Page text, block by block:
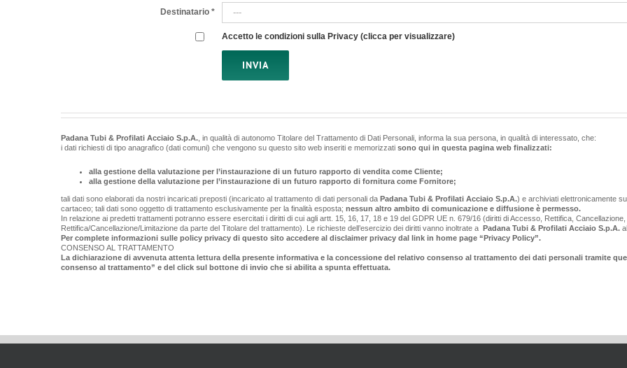
Destinatario *
Accetto le condizioni sulla Privacy (clicca per visualizzare)
Padana Tubi & Profilati Acciaio S.p.A. , in qualità di autonomo Titolare del Trattamento di Dati Personali, informa la sua persona, in qualità di interessato, che:
i dati richiesti di tipo anagrafico (dati comuni) che vengono su questo sito web inseriti e memorizzati sono qui in questa pagina web finalizzati:
alla gestione della valutazione per l’instaurazione di un futuro rapporto di vendita come Cliente;
alla gestione della valutazione per l’instaurazione di un futuro rapporto di fornitura come Fornitore;
tali dati sono elaborati da nostri incaricati preposti (incaricato al trattamento di dati personali da Padana Tubi & Profilati Acciaio S.p.A.) e archiviati elettronicamente
cartaceo; tali dati sono oggetto di trattamento esclusivamente per la finalità esposta; nessun altro ambito di comunicazione e diffusione è permesso.
In relazione ai predetti trattamenti potranno essere esercitati i diritti di cui agli artt. 15, 16, 17, 18 e 19 del GDPR UE n. 679/16 (diritti di Accesso, Rettifica,
Rettifica/Cancellazione/Limitazione da parte del Titolare del trattamento). Le richieste dell’esercizio dei diritti vanno inoltrate a Padana Tubi & Profilati Acciaio S.p.A.
Per complete informazioni sulle policy privacy di questo sito accedere al disclaimer privacy dal link in home page “Privacy Policy”.
CONSENSO AL TRATTAMENTO
La dichiarazione di avvenuta attenta lettura della presente informativa e la concessione del relativo consenso al trattamento dei dati personali tramite
consenso al trattamento” e del click sul bottone di invio che si abilita a spunta effettuata.